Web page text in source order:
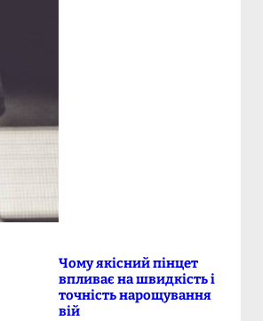
Чому якісний пінцет
впливає на швидкість і
точність нарощування
вій